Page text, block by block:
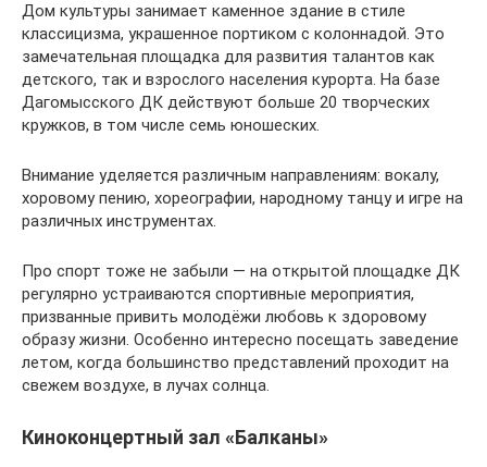
Дом культуры занимает каменное здание в стиле
классицизма, украшенное портиком с колоннадой. Это
замечательная площадка для развития талантов как
детского, так и взрослого населения курорта. На базе
Дагомысского ДК действуют больше 20 творческих
кружков, в том числе семь юношеских.
Внимание уделяется различным направлениям: вокалу,
хоровому пению, хореографии, народному танцу и игре на
различных инструментах.
Про спорт тоже не забыли — на открытой площадке ДК
регулярно устраиваются спортивные мероприятия,
призванные привить молодёжи любовь к здоровому
образу жизни. Особенно интересно посещать заведение
летом, когда большинство представлений проходит на
свежем воздухе, в лучах солнца.
Киноконцертный зал «Балканы»